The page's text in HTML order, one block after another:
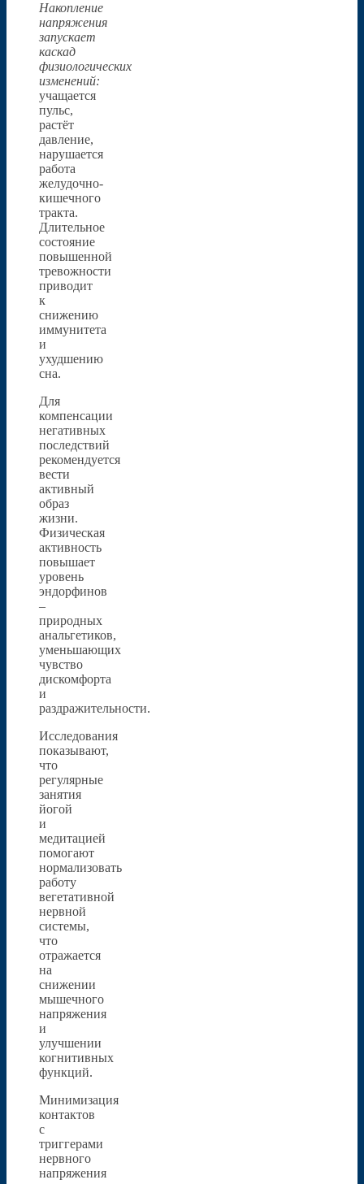
Накопление
напряжения
запускает
каскад
физиологических
изменений:
учащается
пульс,
растёт
давление,
нарушается
работа
желудочно-
кишечного
тракта.
Длительное
состояние
повышенной
тревожности
приводит
к
снижению
иммунитета
и
ухудшению
сна.
Для
компенсации
негативных
последствий
рекомендуется
вести
активный
образ
жизни.
Физическая
активность
повышает
уровень
эндорфинов
–
природных
анальгетиков,
уменьшающих
чувство
дискомфорта
и
раздражительности.
Исследования
показывают,
что
регулярные
занятия
йогой
и
медитацией
помогают
нормализовать
работу
вегетативной
нервной
системы,
что
отражается
на
снижении
мышечного
напряжения
и
улучшении
когнитивных
функций.
Минимизация
контактов
с
триггерами
нервного
напряжения